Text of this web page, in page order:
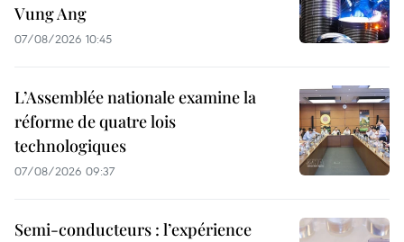
Vung Ang
07/08/2026 10:45
L’Assemblée nationale examine la
réforme de quatre lois
technologiques
07/08/2026 09:37
Semi-conducteurs : l’expérience